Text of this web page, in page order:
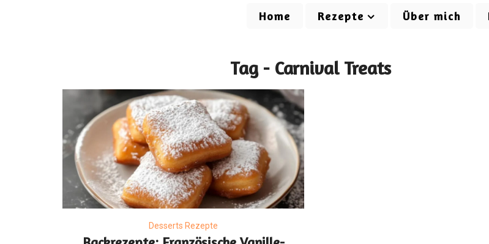
Home Rezepte Über mich
Tag - Carnival Treats
Desserts Rezepte